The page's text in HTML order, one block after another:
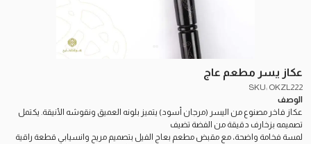
عكاز يسر مطعم عاج
SKU: OKZL222
الوصف
عكاز فاخر مصنوع من اليسر (مرجان أسود) يتميز بلونه العميق ونقوشه الأنيقة. يكتمل
تصميمه بزخارف دقيقة من الفضة تضيف
لمسة فخامة واضحة، مع مقبض مطعم بعاج الفيل بتصميم مريح وانسيابي قطعة راقية